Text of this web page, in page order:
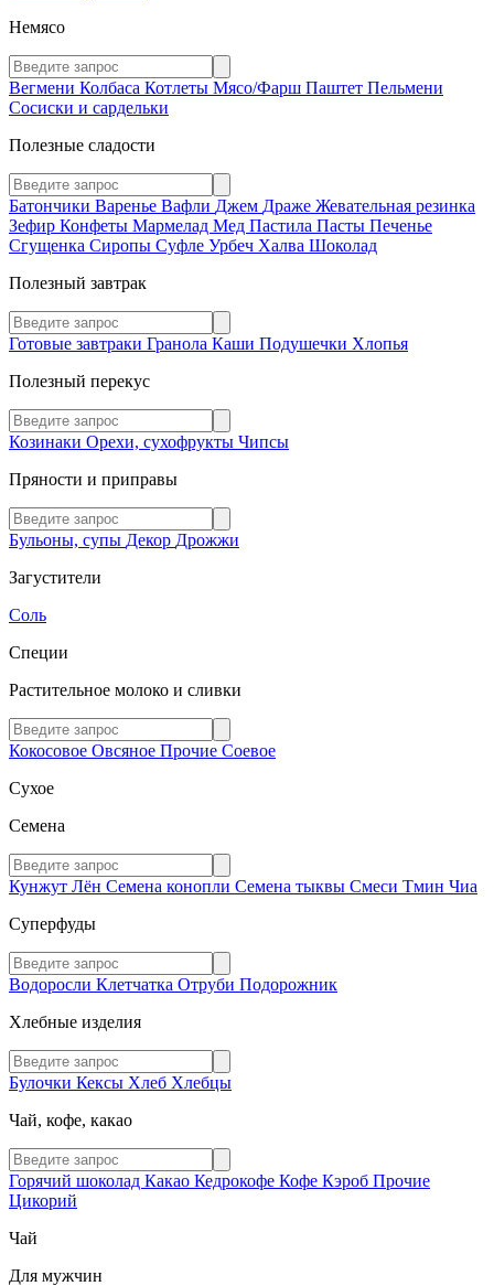
Немясо
Вегмени Колбаса Котлеты Мясо/Фарш Паштет Пельмени
Сосиски и сардельки
Полезные сладости
Батончики Варенье Вафли Джем Драже Жевательная резинка
Зефир Конфеты Мармелад Мед Пастила Пасты Печенье
Сгущенка Сиропы Суфле Урбеч Халва Шоколад
Полезный завтрак
Готовые завтраки Гранола Каши Подушечки Хлопья
Полезный перекус
Козинаки Орехи, сухофрукты Чипсы
Пряности и приправы
Бульоны, супы Декор Дрожжи
Загустители
Соль
Специи
Растительное молоко и сливки
Кокосовое Овсяное Прочие Соевое
Сухое
Семена
Кунжут Лён Семена конопли Семена тыквы Смеси Тмин Чиа
Суперфуды
Водоросли Клетчатка Отруби Подорожник
Хлебные изделия
Булочки Кексы Хлеб Хлебцы
Чай, кофе, какао
Горячий шоколад Какао Кедрокофе Кофе Кэроб Прочие
Цикорий
Чай
Для мужчин